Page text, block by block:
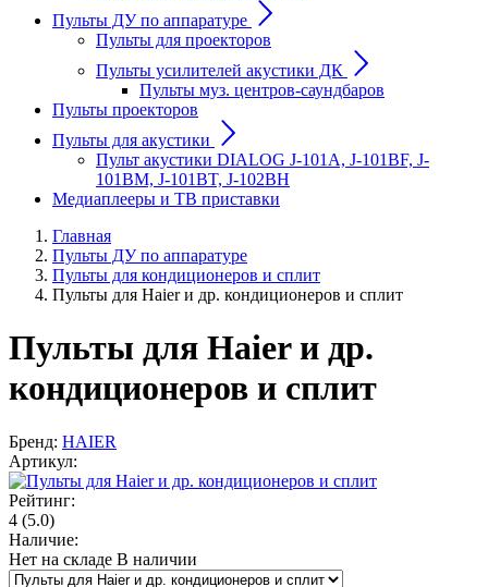
Пульты ДУ по аппаратуре
Пульты для проекторов
Пульты усилителей акустики ДК
Пульты муз. центров-саундбаров
Пульты проекторов
Пульты для акустики
Пульт акустики DIALOG J-101A, J-101BF, J-
101BM, J-101BT, J-102BH
Медиаплееры и ТВ приставки
Главная
Пульты ДУ по аппаратуре
Пульты для кондиционеров и сплит
Пульты для Haier и др. кондиционеров и сплит
Пульты для Haier и др.
кондиционеров и сплит
Бренд: HAIER
Артикул:
Рейтинг:
4 (5.0)
Наличие:
Нет на складе В наличии